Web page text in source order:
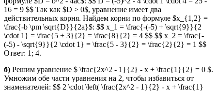
16 = 9 $$ Так как $D > 0$, уравнение имеет два
действительных корня. Найдем корни по формуле $x_{1,2} =
\frac{-b \pm \sqrt{D}}{2a}$: $$ x_1 = \frac{-(-5) + \sqrt{9}}{2
\cdot 1} = \frac{5 + 3}{2} = \frac{8}{2} = 4 $$ $$ x_2 = \frac{-
(-5) - \sqrt{9}}{2 \cdot 1} = \frac{5 - 3}{2} = \frac{2}{2} = 1 $$
Ответ: 1; 4.
б) Решим уравнение $ \frac{2x^2 - 1}{2} - x + \frac{1}{2} = 0 $.
Умножим обе части уравнения на 2, чтобы избавиться от
знаменателей: $$ 2 \cdot \left( \frac{2x^2 - 1}{2} - x + \frac{1}